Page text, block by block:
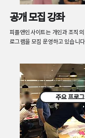
공개 모집 강좌
피플앤인사이트는 개인과 조직
로그램을 모집 운영하고 있습니
주요 프로